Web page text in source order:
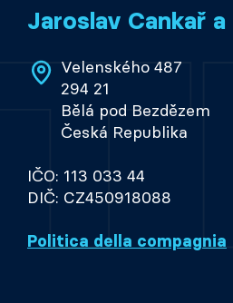
Jaroslav Cankař
Velenského 487
294 21
Bělá pod Bezdězem
Česká Republika
IČO: 113 033 44
DIČ: CZ450918088
Politica della compagnia